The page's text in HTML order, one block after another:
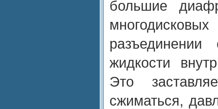
большие
разъединении
жидкости
Это
сжиматься,